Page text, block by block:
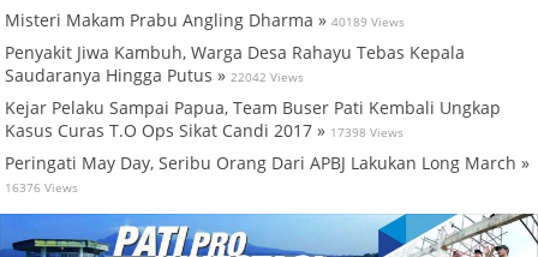
Misteri Makam Prabu Angling Dharma » 40189 Views
Penyakit Jiwa Kambuh, Warga Desa Rahayu Tebas Kepala
Saudaranya Hingga Putus » 22042 Views
Kejar Pelaku Sampai Papua, Team Buser Pati Kembali Ungkap
Kasus Curas T.O Ops Sikat Candi 2017 » 17398 Views
Peringati May Day, Seribu Orang Dari APBJ Lakukan Long March »
16376 Views